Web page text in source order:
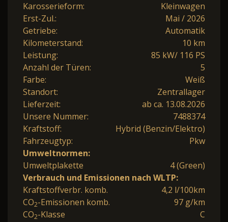
Karosserieform:
Kleinwagen
Erst-Zul.:
Mai / 2026
Getriebe:
Automatik
Kilometerstand:
10 km
Leistung:
85 kW/ 116 PS
Anzahl der Türen:
5
Farbe:
Weiß
Standort:
Zentrallager
Lieferzeit:
ab ca. 13.08.2026
Unsere Nummer:
7488374
Kraftstoff:
Hybrid (Benzin/Elektro)
Fahrzeugtyp:
Pkw
Umweltnormen:
Umweltplakette
4 (Green)
Verbrauch und Emissionen nach WLTP:
Kraftstoffverbr. komb.
4,2 l/100km
CO2-Emissionen komb.
97 g/km
CO2-Klasse C